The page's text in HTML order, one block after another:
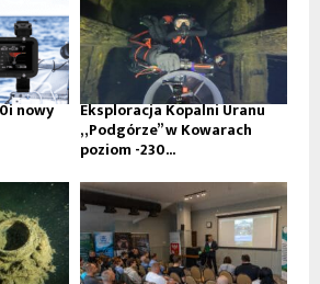
nowy Eksploracja Kopalni Uranu
„Podgórze” w Kowarach
poziom -230...